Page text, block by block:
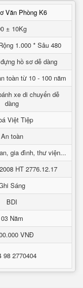
Văn Phòng K6
± 10Kg
1.000 * Sâu 480
hồ sơ dễ dàng
toàn từ 10 - 100 năm
xe di chuyển dễ
dàng
Việt Tiệp
An toàn
gia đình, thư viện...
HT 2776.12.17
Sáng
BDI
03 Năm
VNĐ
98 2770404